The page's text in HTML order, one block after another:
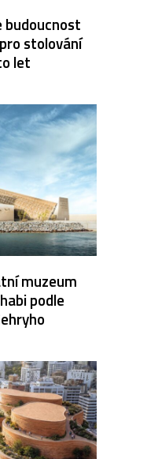
budoucnost
stolování
let
muzeum
podle